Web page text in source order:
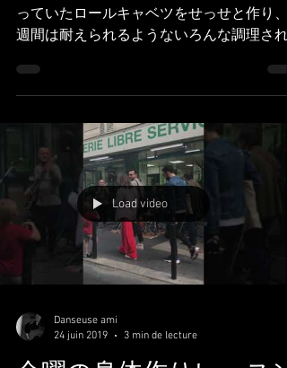
日曜日の夜は、最近ずっと作りたいな〜と
週間は耐えられるようないろんな調理され
ものが出来上がりました。 いえーい
Dimanche soir j'ai fait route chou parce que
en ce moment...
Load video
Danseuse ami